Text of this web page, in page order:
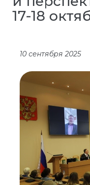
17-18
10 сентября 2025